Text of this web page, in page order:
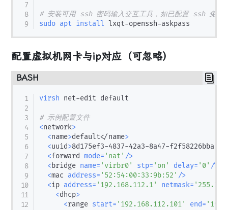
# 安装可用 ssh 密码输入交互工具，如已配置 ssh 免密
sudo apt install
配置虚拟机网卡与ip对应（可忽略）
BASH
virsh net-edit default
# 示例配置文件
<network>
<name>default</name>
<uuid>8d175ef3-4837-42a3-8a47-f2f58226bba1
<forward mode= 'nat' />
<bridge name= 'virbr0' stp= 'on' delay= '0' />
<mac address= '52:54:00:33:9b:52' />
<ip address= '192.168.112.1' netmask=
<dhcp>
<range start= '192.168.112.101' end=